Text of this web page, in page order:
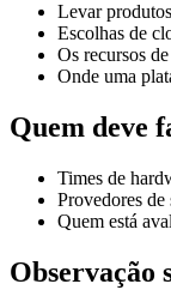
Levar
Escolhas de
Os recursos
Onde uma
Quem deve
Times de
Provedores de
Quem está
Observação